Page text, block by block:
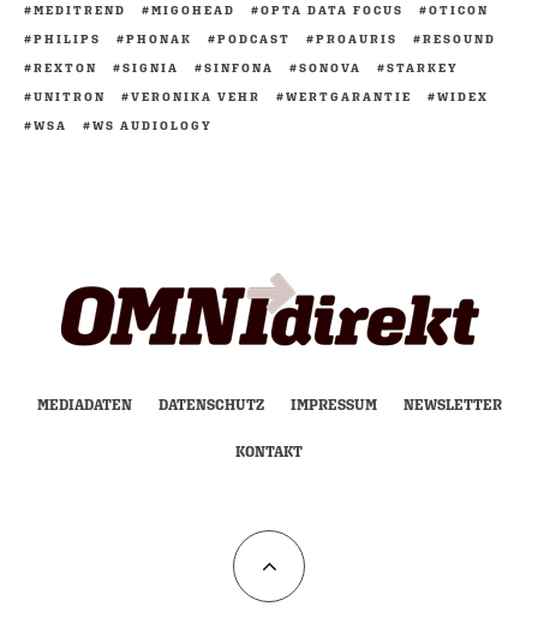
MEDITREND
MIGOHEAD OPTA DATA FOCUS
OTICON
PHILIPS
PHONAK PODCAST PROAURIS
RESOUND
REXTON
SIGNIA SINFONA SONOVA
STARKEY
UNITRON
VERONIKA VEHR WERTGARANTIE
WIDEX
WSA
WS AUDIOLOGY
MEDIADATEN DATENSCHUTZ IMPRESSUM NEWSLETTER
KONTAKT